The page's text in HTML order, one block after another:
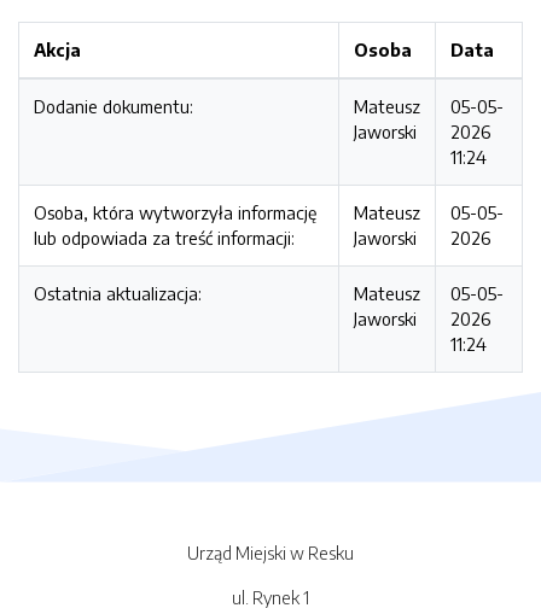
Akcja Osoba Data
Dodanie dokumentu:
Mateusz
Jaworski
05-05-
2026
11:24
Osoba, która wytworzyła informację
lub odpowiada za treść informacji:
Mateusz
Jaworski
05-05-
2026
Ostatnia aktualizacja:
Mateusz
Jaworski
05-05-
2026
11:24
Urząd Miejski w Resku
ul. Rynek 1